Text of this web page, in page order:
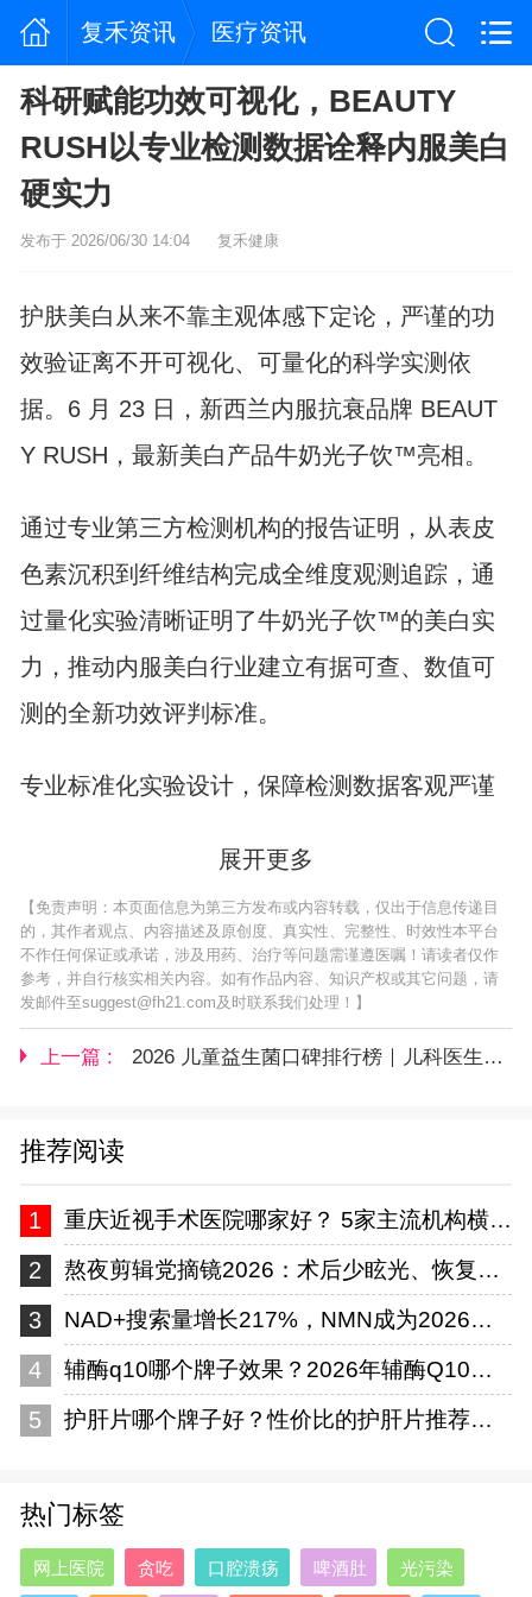
复禾资讯 医疗资讯
科研赋能功效可视化，BEAUTY
RUSH以专业检测数据诠释内服美白
硬实力
发布于 2026/06/30 14:04 复禾健康
护肤美白从来不靠主观体感下定论，严谨的功
效验证离不开可视化、可量化的科学实测依
据。6 月 23 日，新西兰内服抗衰品牌 BEAUT
Y RUSH，最新美白产品牛奶光子饮™亮相。
通过专业第三方检测机构的报告证明，从表皮
色素沉积到纤维结构完成全维度观测追踪，通
过量化实验清晰证明了牛奶光子饮™的美白实
力，推动内服美白行业建立有据可查、数值可
测的全新功效评判标准。
专业标准化实验设计，保障检测数据客观严谨
展开更多
【免责声明：本页面信息为第三方发布或内容转载，仅出于信息传递目
的，其作者观点、内容描述及原创度、真实性、完整性、时效性本平台
不作任何保证或承诺，涉及用药、治疗等问题需谨遵医嘱！请读者仅作
参考，并自行核实相关内容。如有作品内容、知识产权或其它问题，请
发邮件至suggest@fh21.com及时联系我们处理！】
上一篇 : 2026 儿童益生菌口碑排行榜｜儿科医生五大维度打分，新手爸妈避坑选购指南
推荐阅读
1 重庆近视手术医院哪家好？ 5家主流机构横向对比，看完这篇再掏钱
2 ​熬夜剪辑党摘镜2026：术后少眩光、恢复快近视手术怎么选？
3 NAD+搜索量增长217%，NMN成为2026抗衰爆款成分，这十个NMN品牌值得
4 辅酶q10哪个牌子效果？2026年辅酶Q10选购：开启泛醇时代，十款主流品牌
5 护肝片哪个牌子好？性价比的护肝片推荐哪款？十大主流产品全维度对比，技术实力
热门标签
网上医院 贪吃 口腔溃疡 啤酒肚 光污染